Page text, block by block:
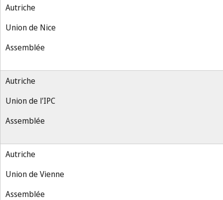
Autriche
Union de Nice
Assemblée
Autriche
Union de l'IPC
Assemblée
Autriche
Union de Vienne
Assemblée